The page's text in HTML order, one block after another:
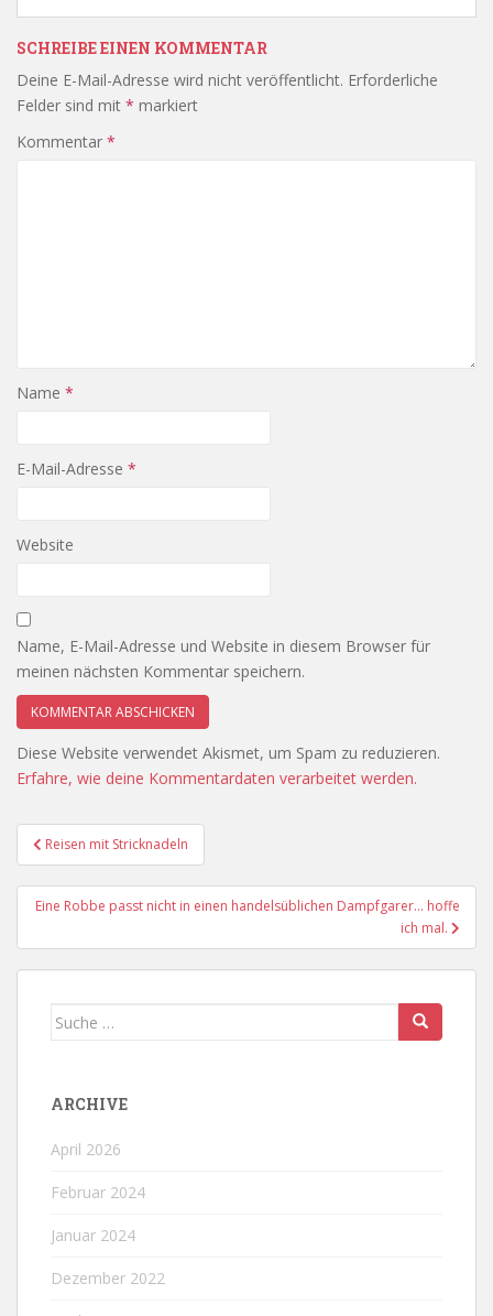
SCHREIBE EINEN KOMMENTAR
Deine E-Mail-Adresse wird nicht veröffentlicht. Erforderliche
Felder sind mit * markiert
Kommentar *
Name *
E-Mail-Adresse *
Website
Name, E-Mail-Adresse und Website in diesem Browser für
meinen nächsten Kommentar speichern.
Diese Website verwendet Akismet, um Spam zu reduzieren.
Erfahre, wie deine Kommentardaten verarbeitet werden.
Beitragsnavigation
Reisen mit Stricknadeln
Eine Robbe passt nicht in einen handelsüblichen Dampfgarer… hoffe
ich mal.
Suche
ARCHIVE
April 2026
Februar 2024
Januar 2024
Dezember 2022